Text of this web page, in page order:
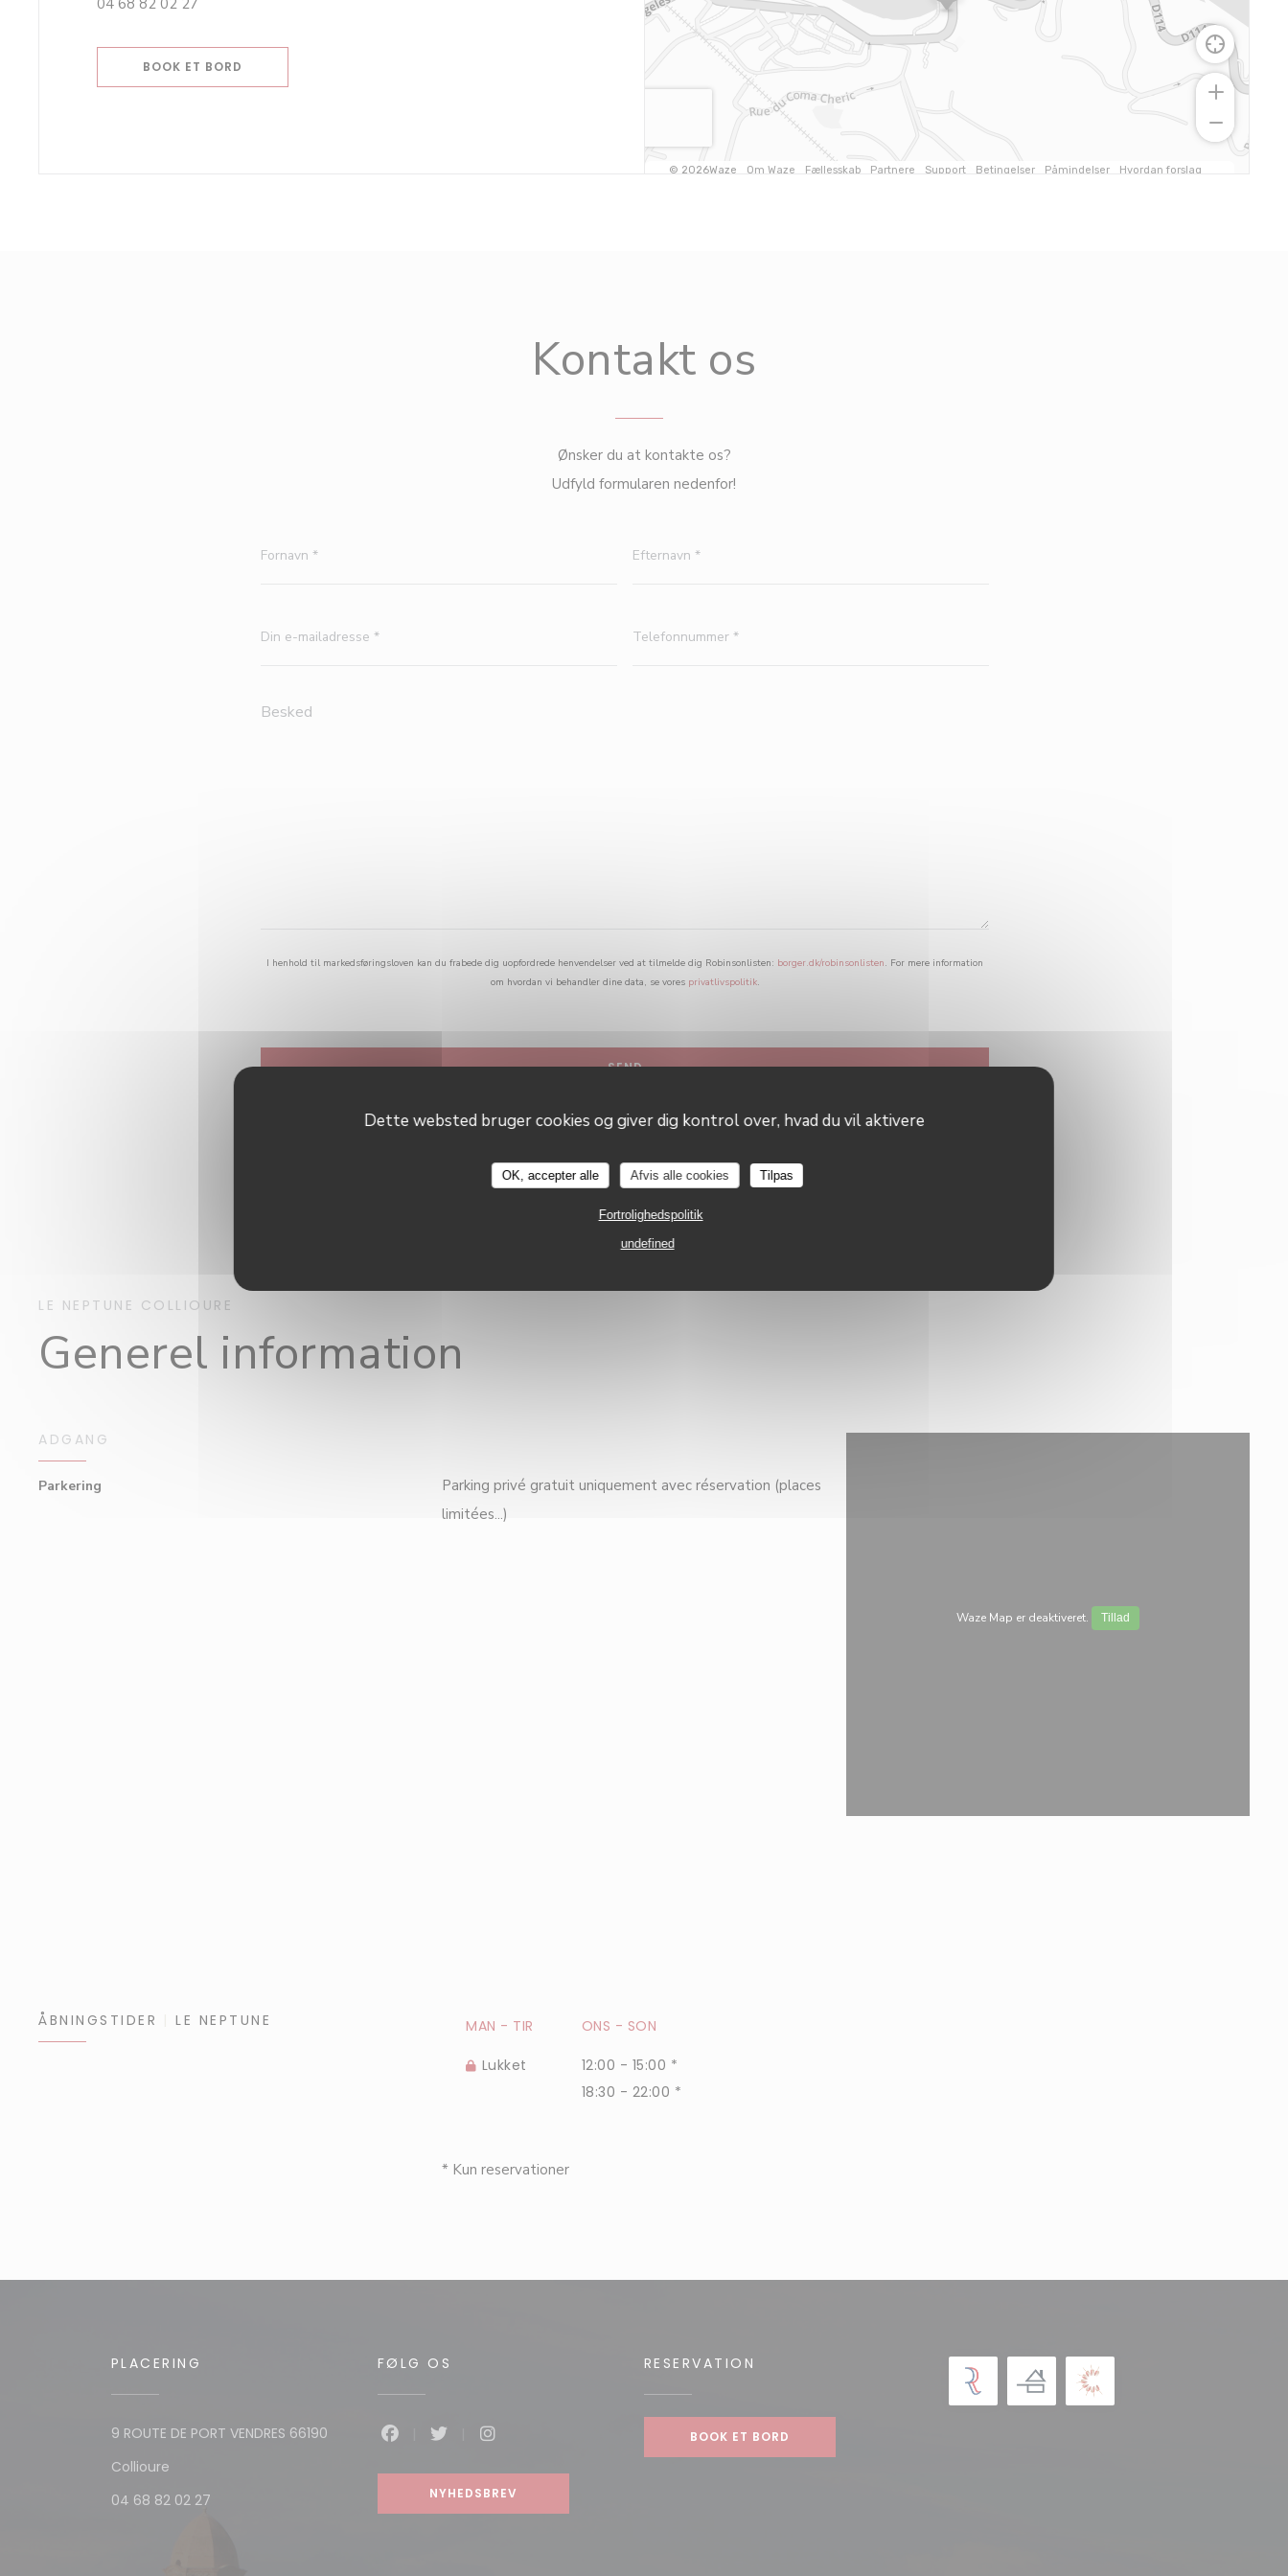
Dette websted bruger cookies og giver dig kontrol over, hvad du vil aktivere
OK, accepter alle Afvis alle cookies Tilpas
Fortrolighedspolitik
undefined
04 68 82 02 27
BOOK ET BORD
Kontakt os
Ønsker du at kontakte os?
Udfyld formularen nedenfor!
I henhold til markedsføringsloven kan du frabede dig uopfordrede henvendelser ved at tilmelde dig Robinsonlisten: borger.dk/robinsonlisten. For mere information
om hvordan vi behandler dine data, se vores privatlivspolitik.
LE NEPTUNE COLLIOURE
Generel information
ADGANG
Parkering
Parking privé gratuit uniquement avec réservation (places
limitées...)
Waze Map er deaktiveret. Tillad
ÅBNINGSTIDER LE NEPTUNE MAN - TIR
Lukket
ONS - SON
12:00 - 15:00 *
18:30 - 22:00 *
* Kun reservationer
PLACERING
9 ROUTE DE PORT VENDRES 66190
Collioure((åbner i et nyt vindue))
04 68 82 02 27
FØLG OS
Facebook ((åbner i et nyt vindue))
NYHEDSBREV
RESERVATION
BOOK ET BORD
Le Neptune